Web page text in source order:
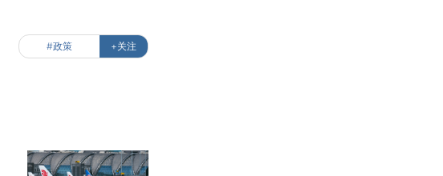
#政策 +关注